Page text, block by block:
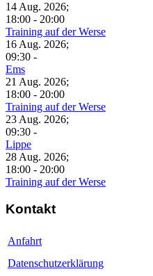
14 Aug. 2026;
18:00 - 20:00
Training auf der Werse
16 Aug. 2026;
09:30 -
Ems
21 Aug. 2026;
18:00 - 20:00
Training auf der Werse
23 Aug. 2026;
09:30 -
Lippe
28 Aug. 2026;
18:00 - 20:00
Training auf der Werse
Kontakt
Anfahrt
Datenschutzerklärung